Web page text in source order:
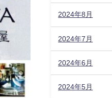
2024年8月
2024年7月
2024年6月
2024年5月